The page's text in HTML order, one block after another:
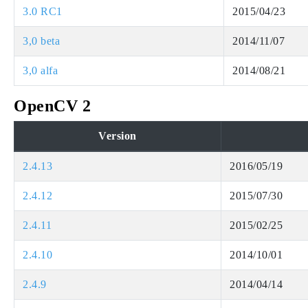
3.0 RC1 2015/04/23
3,0 beta 2014/11/07
3,0 alfa 2014/08/21
OpenCV 2
Version
2.4.13 2016/05/19
2.4.12 2015/07/30
2.4.11 2015/02/25
2.4.10 2014/10/01
2.4.9 2014/04/14